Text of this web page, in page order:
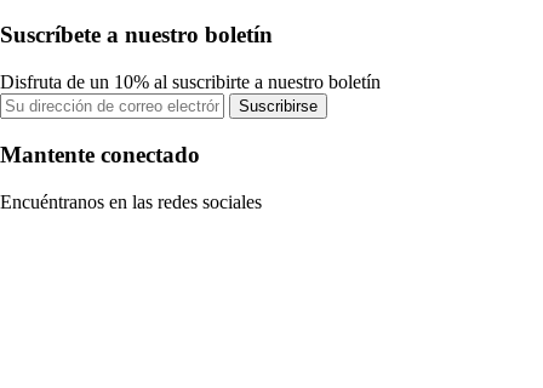
Suscríbete a nuestro boletín
Disfruta de un 10% al suscribirte a nuestro boletín
Suscribirse
Mantente conectado
Encuéntranos en las redes sociales